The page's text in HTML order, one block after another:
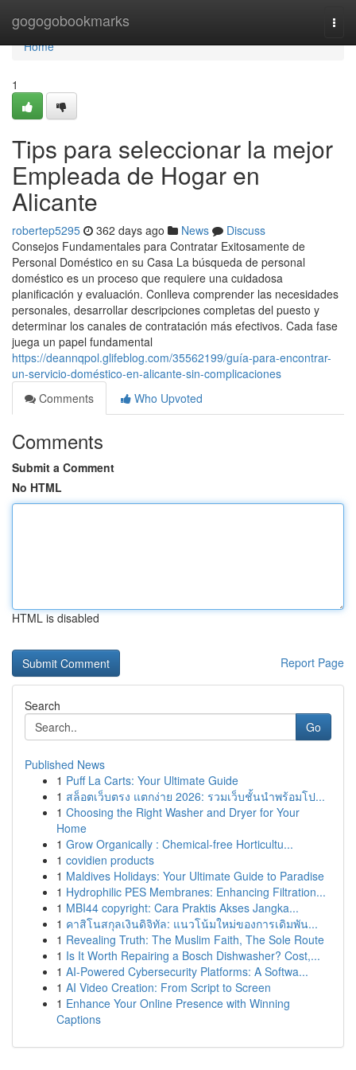
gogogobookmarks
Home
Home
1
Tips para seleccionar la mejor
Empleada de Hogar en
Alicante
robertep5295 362 days ago News
Discuss
Consejos Fundamentales para Contratar Exitosamente de
Personal Doméstico en su Casa La búsqueda de personal
doméstico es un proceso que requiere una cuidadosa
planificación y evaluación. Conlleva comprender las necesidades
personales, desarrollar descripciones completas del puesto y
determinar los canales de contratación más efectivos. Cada fase
juega un papel fundamental
https://deannqpol.glifeblog.com/35562199/guía-para-encontrar-
un-servicio-doméstico-en-alicante-sin-complicaciones
Comments
Who Upvoted
Comments
Submit a Comment
No HTML
HTML is disabled
Report Page
Search
Go
Published News
1 Puff La Carts: Your Ultimate Guide
1 สล็อตเว็บตรง แตกง่าย 2026: รวมเว็บชั้นนำพร้อมโป...
1 Choosing the Right Washer and Dryer for Your
Home
1 Grow Organically : Chemical-free Horticultu...
1 covidien products
1 Maldives Holidays: Your Ultimate Guide to Paradise
1 Hydrophilic PES Membranes: Enhancing Filtration...
1 MBI44 copyright: Cara Praktis Akses Jangka...
1 คาสิโนสกุลเงินดิจิทัล: แนวโน้มใหม่ของการเดิมพัน...
1 Revealing Truth: The Muslim Faith, The Sole Route
1 Is It Worth Repairing a Bosch Dishwasher? Cost,...
1 AI-Powered Cybersecurity Platforms: A Softwa...
1 AI Video Creation: From Script to Screen
1 Enhance Your Online Presence with Winning
Captions